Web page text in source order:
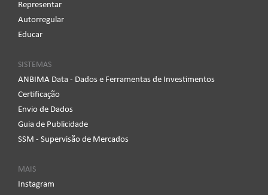
Representar
Autorregular
Educar
SISTEMAS
ANBIMA Data - Dados e Ferramentas de Investimentos
Certificação
Envio de Dados
Guia de Publicidade
SSM - Supervisão de Mercados
MAIS
Instagram